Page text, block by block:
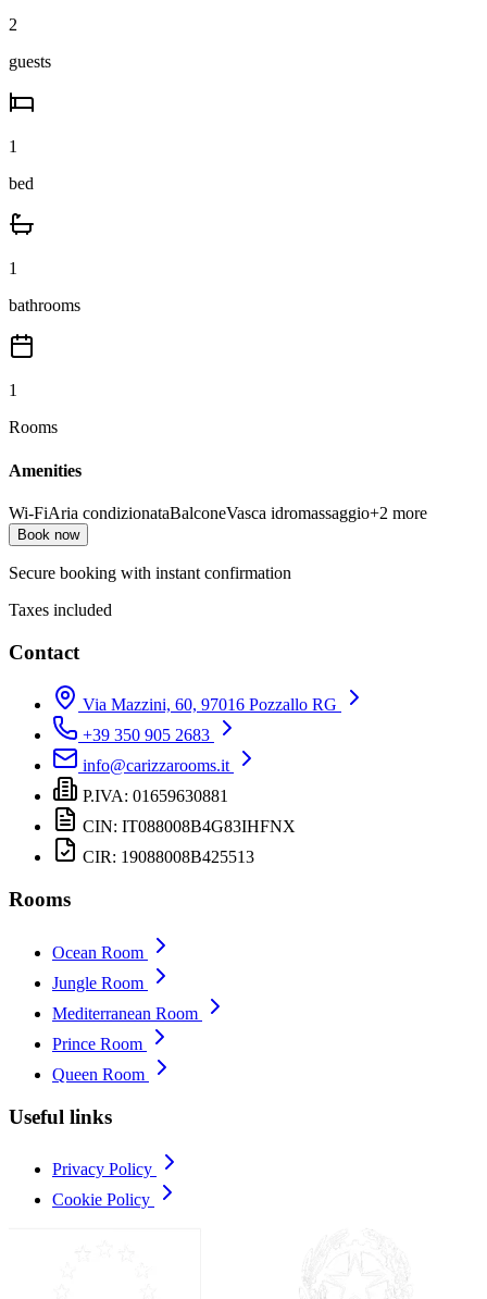
2
guests
1
bed
1
bathrooms
1
Rooms
Amenities
Wi-FiAria condizionataBalconeVasca idromassaggio+2 more
Book now
Secure booking with instant confirmation
Taxes included
Contact
Via Mazzini, 60, 97016 Pozzallo RG
+39 350 905 2683
info@carizzarooms.it
P.IVA: 01659630881
CIN: IT088008B4G83IHFNX
CIR: 19088008B425513
Rooms
Ocean Room
Jungle Room
Mediterranean Room
Prince Room
Queen Room
Useful links
Privacy Policy
Cookie Policy